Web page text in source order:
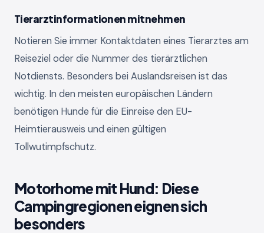
Tierarztinformationen mitnehmen
Notieren Sie immer Kontaktdaten eines Tierarztes am
Reiseziel oder die Nummer des tierärztlichen
Notdiensts. Besonders bei Auslandsreisen ist das
wichtig. In den meisten europäischen Ländern
benötigen Hunde für die Einreise den EU-
Heimtierausweis und einen gültigen
Tollwutimpfschutz.
Motorhome mit Hund: Diese
Campingregionen eignen sich
besonders